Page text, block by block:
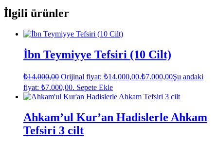
İlgili ürünler
İbn Teymiyye Tefsiri (10 Cilt)
₺14.000,00 Orijinal fiyat: ₺14.000,00.₺7.000,00Şu andaki
fiyat: ₺7.000,00. Sepete Ekle
Ahkam’ul Kur’an Hadislerle Ahkam
Tefsiri 3 cilt